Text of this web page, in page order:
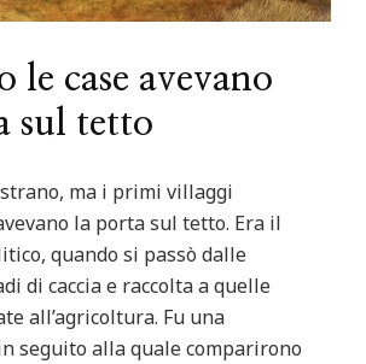
le case avevano
sul tetto
ma i primi villaggi
la porta sul tetto. Era il
quando si passò dalle
di caccia e raccolta a quelle
all’agricoltura. Fu una
seguito alla quale comparirono